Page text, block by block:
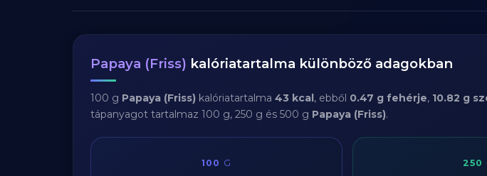
Papaya (Friss) kalóriatartalma különböző adagokban
100 g Papaya (Friss) kalóriatartalma 43 kcal, ebből 0.47 g fehérje, 10.82 g
tápanyagot tartalmaz 100 g, 250 g és 500 g Papaya (Friss).
100 G 250